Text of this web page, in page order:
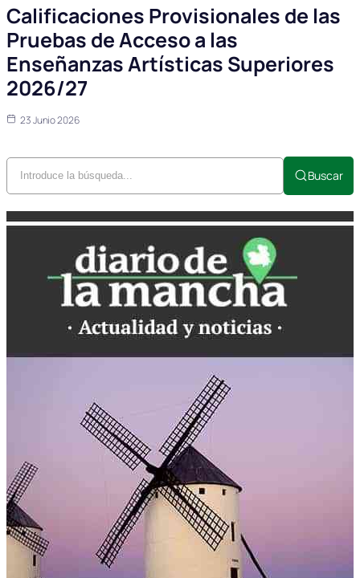
Calificaciones Provisionales de las
Pruebas de Acceso a las
Enseñanzas Artísticas Superiores
2026/27
23 Junio 2026
Buscar